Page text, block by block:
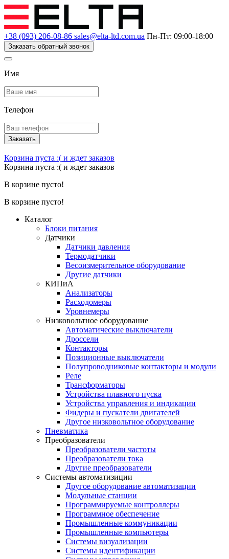
+38 (093) 206-08-86 sales@elta-ltd.com.ua Пн-Пт: 09:00-18:00
Заказать обратный звонок
Имя
Телефон
Заказать
Корзина пуста :( и ждет заказов
Корзина пуста :( и ждет заказов
В корзине пусто!
В корзине пусто!
Каталог
Блоки питания
Датчики
Датчики давления
Термодатчики
Весоизмерительное оборудование
Другие датчики
КИПиА
Анализаторы
Расходомеры
Уровнемеры
Низковольтное оборудование
Автоматические выключатели
Дроссели
Контакторы
Позиционные выключатели
Полупроводниковые контакторы и модули
Реле
Трансформаторы
Устройства плавного пуска
Устройства управления и индикации
Фидеры и пускатели двигателей
Другое низковольтное оборудование
Пневматика
Преобразователи
Преобразователи частоты
Преобразователи тока
Другие преобразователи
Системы автоматизиции
Другое оборудование автоматизации
Модульные станции
Программируемые контроллеры
Программное обеспечение
Промышленные коммуникации
Промышленные компьютеры
Системы визуализации
Системы идентификации